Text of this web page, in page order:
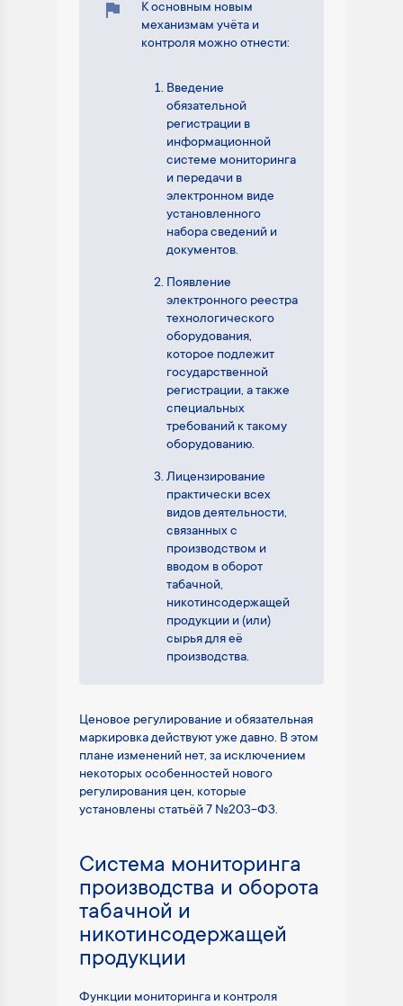
К основным новым
механизмам учёта и
контроля можно отнести:
Введение
обязательной
регистрации в
информационной
системе мониторинга
и передачи в
электронном виде
установленного
набора сведений и
документов.
Появление
электронного реестра
технологического
оборудования,
которое подлежит
государственной
регистрации, а также
специальных
требований к такому
оборудованию.
Лицензирование
практически всех
видов деятельности,
связанных с
производством и
вводом в оборот
табачной,
никотинсодержащей
продукции и (или)
сырья для её
производства.
Ценовое регулирование и обязательная
маркировка действуют уже давно. В этом
плане изменений нет, за исключением
некоторых особенностей нового
регулирования цен, которые
установлены статьёй 7 №203-ФЗ.
Система мониторинга
производства и оборота
табачной и
никотинсодержащей
продукции
Функции мониторинга и контроля